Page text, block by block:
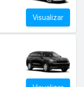
Visualizar